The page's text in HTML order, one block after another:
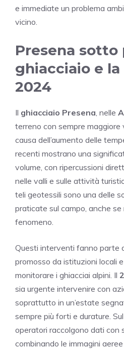
e immediate un problema
vicino.
Presena sotto
ghiacciaio e
2024
Il ghiacciaio Presena , nelle
terreno con sempre maggiore
causa dell’aumento delle
recenti mostrano una
volume, con ripercussioni
nelle valli e sulle attività
teli geotessili sono una delle
praticate sul campo, anche
fenomeno.
Questi interventi fanno parte
promosso da istituzioni locali
monitorare i ghiacciai alpini. Il
sia urgente intervenire con
soprattutto in un’estate
sempre più forti e durature.
operatori raccolgono dati con
combinando le immagini